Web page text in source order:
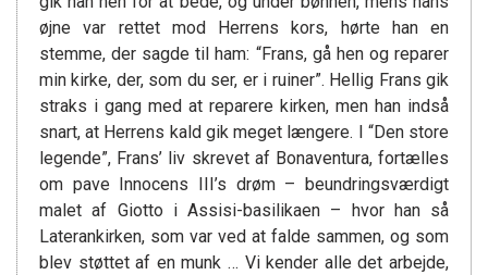
øjne var rettet mod Herrens kors, hørte han en
stemme, der sagde til ham: “Frans, gå hen og reparer
min kirke, der, som du ser, er i ruiner”. Hellig Frans gik
straks i gang med at reparere kirken, men han indså
snart, at Herrens kald gik meget længere. I “Den store
legende”, Frans’ liv skrevet af Bonaventura, fortælles
om pave Innocens III’s drøm – beundringsværdigt
malet af Giotto i Assisi-basilikaen – hvor han så
Laterankirken, som var ved at falde sammen, og som
blev støttet af en munk … Vi kender alle det arbejde,